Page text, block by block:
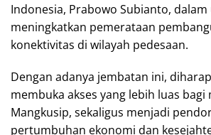
Indonesia, Prabowo Subianto, dalam
meningkatkan pemerataan
konektivitas di wilayah pedesaan.
Dengan adanya jembatan ini,
membuka akses yang lebih luas bagi
Mangkusip, sekaligus menjadi
pertumbuhan ekonomi dan